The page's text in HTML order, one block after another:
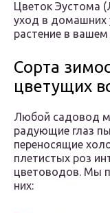
Цветок Эустома
уход в домашних
растение в
Сорта
цветущих
Любой садовод
радующие глаз
переносящие
плетистых роз
цветоводов. Мы
них: